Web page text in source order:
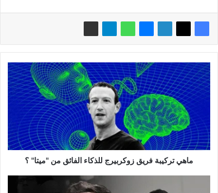
ماهي
تركيبة
فريق
زوكربيرج
من
"ميتا"
؟
ماهي تركيبة فريق زوكربيرج للذكاء الفائق من "ميتا" ؟